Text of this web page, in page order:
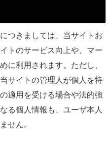
つきましては、当サイトお
トのサービス向上や、マー
に利用されます。ただし、
サイトの管理人が個人を特
適用を受ける場合や法的強
る個人情報も、ユーザ本人
せん。